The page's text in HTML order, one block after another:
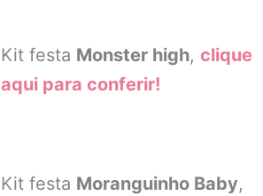
Kit festa Monster high,clique
aqui para conferir!
Kit festa Moranguinho Baby,